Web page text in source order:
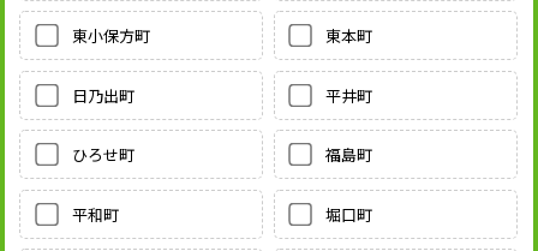
東小保方町 東本町
日乃出町 平井町
ひろせ町 福島町
平和町 堀口町